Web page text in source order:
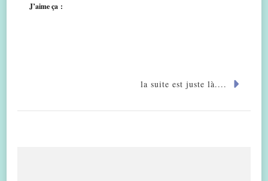
J’aime ça :
la suite est juste là....